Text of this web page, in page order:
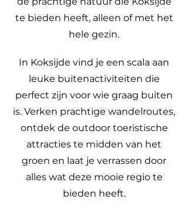
te bieden heeft, alleen of met het
hele gezin.
In Koksijde vind je een scala aan
leuke buitenactiviteiten die
perfect zijn voor wie graag buiten
is. Verken prachtige wandelroutes,
ontdek de outdoor toeristische
attracties te midden van het
groen en laat je verrassen door
alles wat deze mooie regio te
bieden heeft.